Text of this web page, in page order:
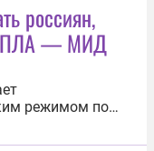
россиян,
БПЛА — МИД
режимом по
враждебное
МИД России